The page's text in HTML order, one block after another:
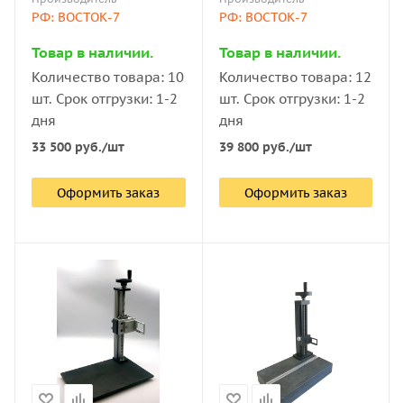
РФ: ВОСТОК-7
Товар в наличии.
Количество товара: 10
шт. Срок отгрузки: 1-2
дня
33 500 руб./шт
Оформить заказ
РФ: ВОСТОК-7
Товар в наличии.
Количество товара: 12
шт. Срок отгрузки: 1-2
дня
39 800руб./шт
Оформить заказ